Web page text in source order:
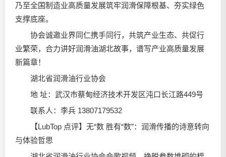
乃至全国制造业高质量发展筑牢润滑保障根基、夯实绿色
支撑底座。
协会诚邀业界同仁携手同行，共筑产业生态、共促行
业繁荣，合力讲好润滑油湖北故事，谱写产业高质量发展
新篇章！
湖北省润滑油行业协会
地 址：武汉市蔡甸经济技术开发区沌口长江路449号
联系人：李兵 13807179532
【LubTop 点评】无“数 胜有“数”：润滑传播的诗意转向
与体验哲思